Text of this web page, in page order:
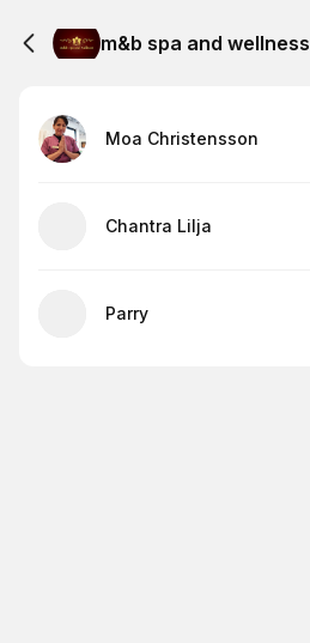
m&b spa and wellness
Moa Christensson
Chantra Lilja
Parry